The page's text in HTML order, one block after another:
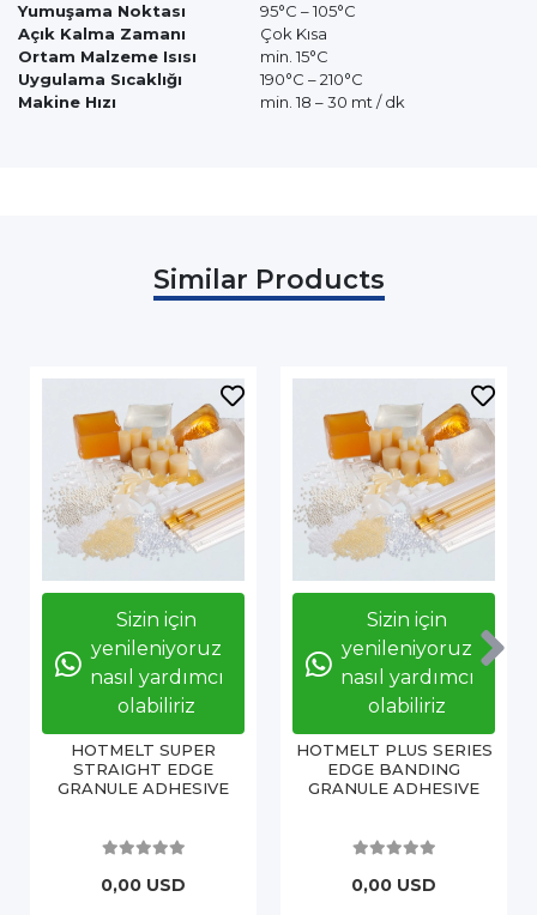
Yumuşama Noktası
95°C – 105°C
Açık Kalma Zamanı
Çok Kısa
Ortam Malzeme Isısı
min. 15°C
Uygulama Sıcaklığı
190°C – 210°C
Makine Hızı
min. 18 – 30 mt / dk
Similar Products
Sizin için
yenileniyoruz
nasıl yardımcı
olabiliriz
HOTMELT SUPER
STRAIGHT EDGE
GRANULE ADHESIVE
0,00 USD
Sizin için
yenileniyoruz
nasıl yardımcı
olabiliriz
HOTMELT PLUS SERIES
EDGE BANDING
GRANULE ADHESIVE
0,00 USD